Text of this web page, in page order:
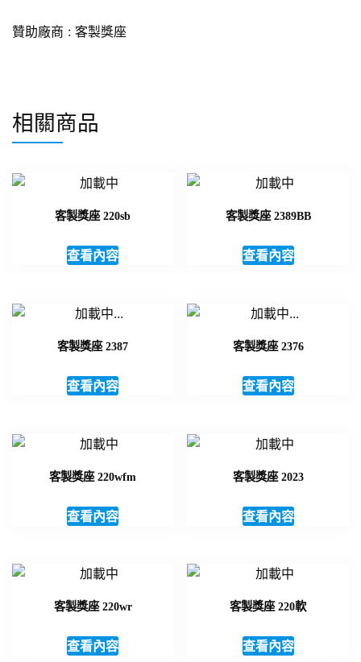
贊助廠商 : 客製獎座
相關商品
客製獎座 220sb
查看內容
客製獎座 2389BB
查看內容
客製獎座 2387
查看內容
客製獎座 2376
查看內容
客製獎座 220wfm
查看內容
客製獎座 2023
查看內容
客製獎座 220wr
查看內容
客製獎座 220軟
查看內容